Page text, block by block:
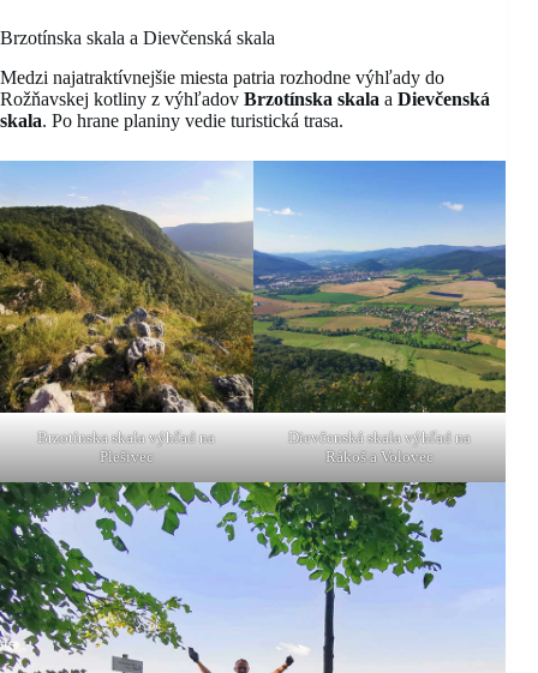
Brzotínska skala a Dievčenská skala
Medzi najatraktívnejšie miesta patria rozhodne výhľady do
Rožňavskej kotliny z výhľadov Brzotínska skala a Dievčenská
skala. Po hrane planiny vedie turistická trasa.
Brzotínska skala výhľad na
Plešivec
Dievčenská skala výhľad na
Rákoš a Volovec